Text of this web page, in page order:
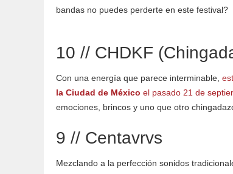
bandas no puedes perderte en este festival?
10 // CHDKF
Con una energía que parece interminable,
la Ciudad de México el pasado 21 de
emociones, brincos y uno que otro
9 // Centavrvs
Mezclando a la perfección sonidos